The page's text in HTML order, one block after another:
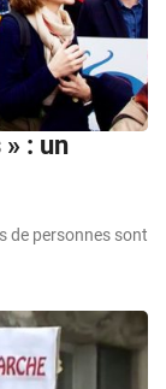
: un
de personnes sont